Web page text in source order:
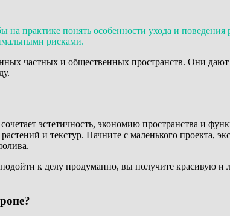
практике понять особенности ухода и поведения
рисками.
частных и общественных пространств. Они
эстетичность, экономию пространства и
и текстур. Начните с маленького проекта,
к делу продуманно, вы получите красивую и